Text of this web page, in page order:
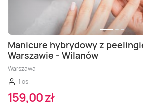
Manicure hybrydowy z
Warszawie - Wilanów
Warszawa
1 os.
159,00 zł